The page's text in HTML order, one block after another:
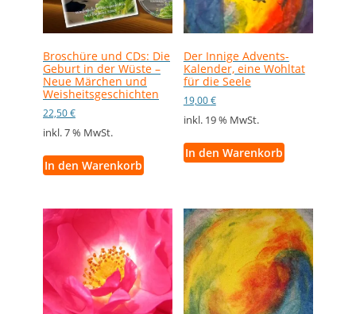
Broschüre und CDs: Die
Geburt in der Wüste –
Neue Märchen und
Weisheitsgeschichten
22,50€
inkl. 7 % MwSt.
In den Warenkorb
Der Innige Advents-
Kalender, eine Wohltat
für die Seele
19,00€
inkl. 19 % MwSt.
In den Warenkorb